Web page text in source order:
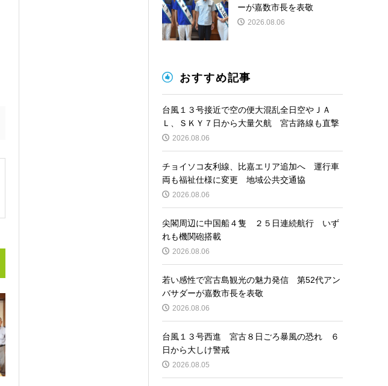
ーが嘉数市長を表敬
2026.08.06
おすすめ記事
台風１３号接近で空の便大混乱全日空やＪＡ
Ｌ、ＳＫＹ７日から大量欠航 宮古路線も直撃
2026.08.06
チョイソコ友利線、比嘉エリア追加へ 運行車
両も福祉仕様に変更 地域公共交通協
2026.08.06
尖閣周辺に中国船４隻 ２５日連続航行 いず
れも機関砲搭載
2026.08.06
若い感性で宮古島観光の魅力発信 第52代アン
バサダーが嘉数市長を表敬
2026.08.06
台風１３号西進 宮古８日ごろ暴風の恐れ ６
日から大しけ警戒
2026.08.05